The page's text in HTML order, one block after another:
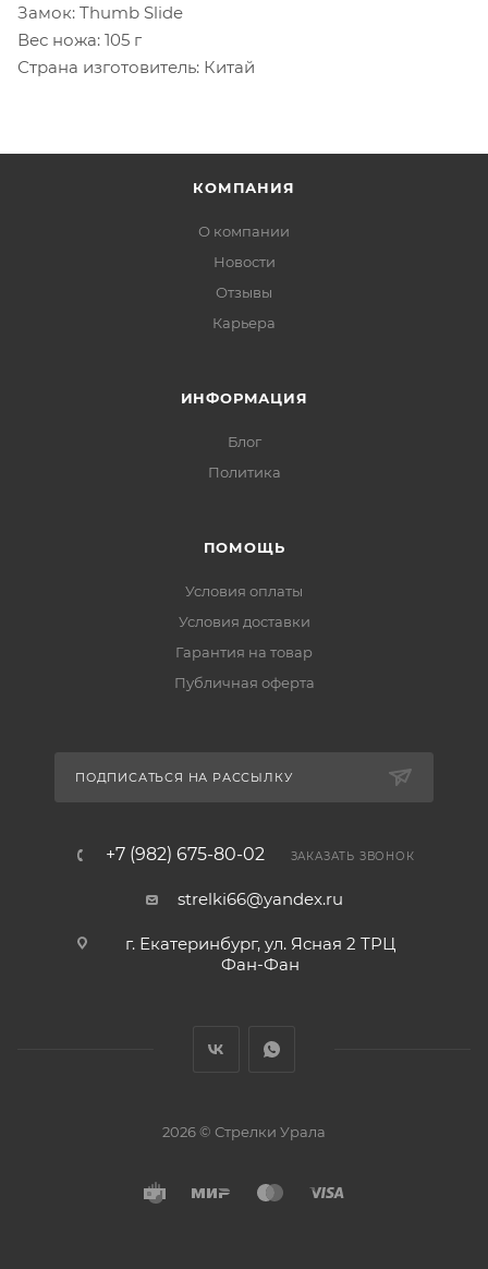
Замок: Thumb Slide
Вес ножа: 105 г
Страна изготовитель: Китай
КОМПАНИЯ
О компании
Новости
Отзывы
Карьера
ИНФОРМАЦИЯ
Блог
Политика
ПОМОЩЬ
Условия оплаты
Условия доставки
Гарантия на товар
Публичная оферта
ПОДПИСАТЬСЯ НА РАССЫЛКУ
+7 (982) 675-80-02 ЗАКАЗАТЬ ЗВОНОК
strelki66@yandex.ru
г. Екатеринбург, ул. Ясная 2 ТРЦ
Фан-Фан
2026 © Стрелки Урала